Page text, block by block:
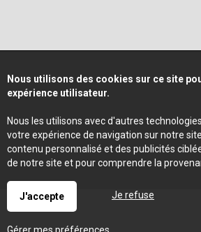
Nous utilisons des cookies sur ce site
expérience utilisateur.
Nous les utilisons avec d'autres
votre expérience de navigation sur notre
contenu personnalisé et des publicités
de notre site et pour comprendre la
J'accepte Je refuse